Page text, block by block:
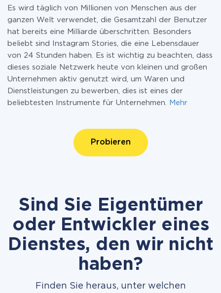
Es wird täglich von Millionen von Menschen aus der
ganzen Welt verwendet, die Gesamtzahl der Benutzer
hat bereits eine Milliarde überschritten. Besonders
beliebt sind Instagram Stories, die eine Lebensdauer
von 24 Stunden haben. Es ist wichtig zu beachten, dass
dieses soziale Netzwerk heute von kleinen und großen
Unternehmen aktiv genutzt wird, um Waren und
Dienstleistungen zu bewerben, dies ist eines der
beliebtesten Instrumente für Unternehmen.
Mehr
Probieren
Sind Sie Eigentümer
oder Entwickler eines
Dienstes, den wir nicht
haben?
Finden Sie heraus, unter welchen